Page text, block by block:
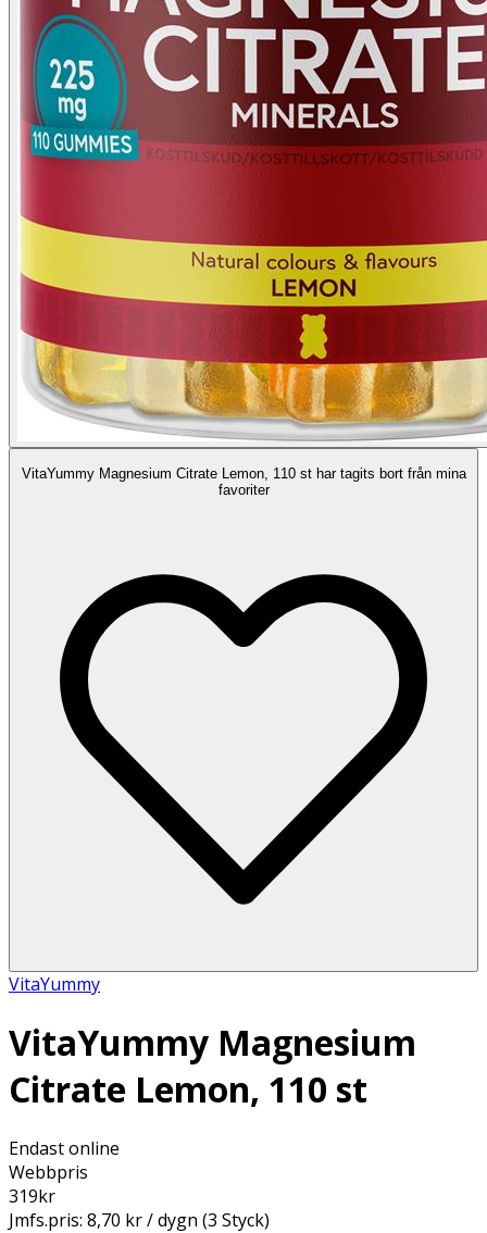
VitaYummy Magnesium Citrate Lemon, 110 st har tagits bort från mina
favoriter
VitaYummy
VitaYummy Magnesium
Citrate Lemon, 110 st
Endast online
Webbpris
319kr
Jmfs.pris: 8,70 kr / dygn (3 Styck)